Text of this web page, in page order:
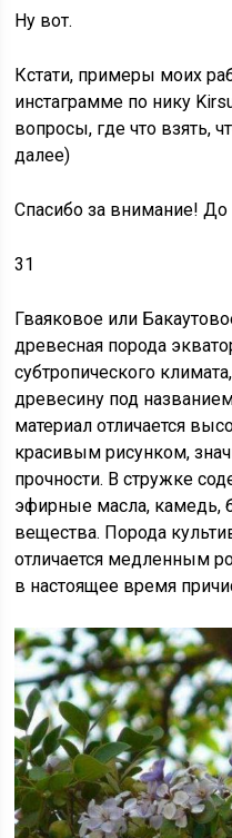
Ну вот.
Кстати, примеры моих
инстаграмме по нику
вопросы, где что взять,
далее)
Спасибо за внимание! До
31
Гваяковое или
древесная порода
субтропического
древесину под
материал отличается
красивым рисунком,
прочности. В стружке
эфирные масла, камедь,
вещества. Порода
отличается медленным
в настоящее время